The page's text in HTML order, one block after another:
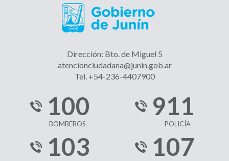
Dirección: Bto. de Miguel 5
atencionciudadana@junin.gob.ar
Tel. +54-236-4407900
100
BOMBEROS
911
POLICÍA
103 107